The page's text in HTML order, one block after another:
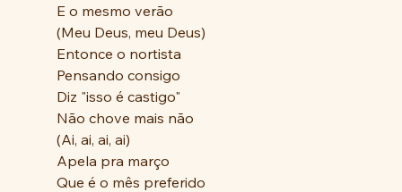
E o mesmo verão
(Meu Deus, meu Deus)
Entonce o nortista
Pensando consigo
Diz "isso é castigo"
Não chove mais não
(Ai, ai, ai, ai)
Apela pra março
Que é o mês preferido